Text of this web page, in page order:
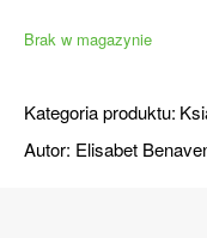
Brak w magazynie
Kategoria produktu:
Autor: Elisabet